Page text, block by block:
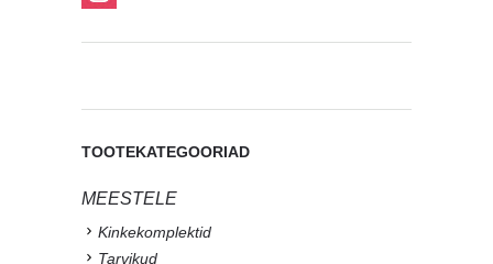
TOOTEKATEGOORIAD
MEESTELE
Kinkekomplektid
Tarvikud